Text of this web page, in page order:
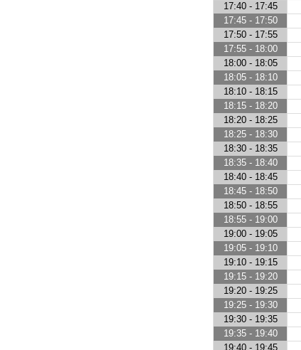
17:40 - 17:45
17:45 - 17:50
17:50 - 17:55
17:55 - 18:00
18:00 - 18:05
18:05 - 18:10
18:10 - 18:15
18:15 - 18:20
18:20 - 18:25
18:25 - 18:30
18:30 - 18:35
18:35 - 18:40
18:40 - 18:45
18:45 - 18:50
18:50 - 18:55
18:55 - 19:00
19:00 - 19:05
19:05 - 19:10
19:10 - 19:15
19:15 - 19:20
19:20 - 19:25
19:25 - 19:30
19:30 - 19:35
19:35 - 19:40
19:40 - 19:45